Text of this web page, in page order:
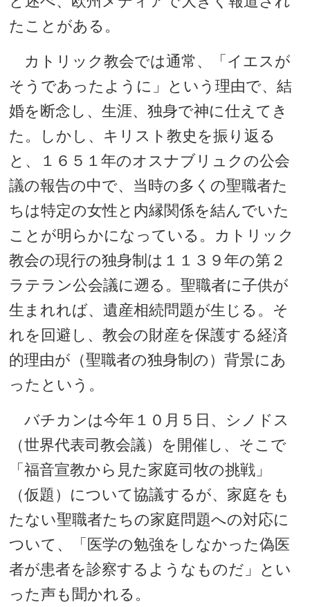
たことがある。
カトリック教会では通常、「イエスが
そうであったように」という理由で、結
婚を断念し、生涯、独身で神に仕えてき
た。しかし、キリスト教史を振り返る
と、１６５１年のオスナブリュクの公会
議の報告の中で、当時の多くの聖職者た
ちは特定の女性と内縁関係を結んでいた
ことが明らかになっている。カトリック
教会の現行の独身制は１１３９年の第２
ラテラン公会議に遡る。聖職者に子供が
生まれれば、遺産相続問題が生じる。そ
れを回避し、教会の財産を保護する経済
的理由が（聖職者の独身制の）背景にあ
ったという。
バチカンは今年１０月５日、シノドス
（世界代表司教会議）を開催し、そこで
「福音宣教から見た家庭司牧の挑戦」
（仮題）について協議するが、家庭をも
たない聖職者たちの家庭問題への対応に
ついて、「医学の勉強をしなかった偽医
者が患者を診察するようなものだ」とい
った声も聞かれる。